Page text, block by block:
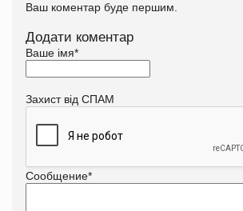
Ваш коментар буде першим.
Додати коментар
Ваше імя*
Захист від СПАМ
Сообщение*